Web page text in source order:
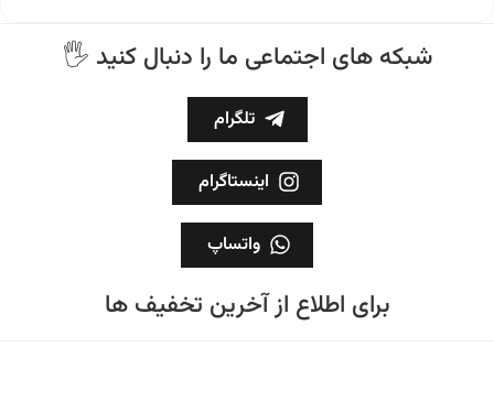
🖐 شبکه های اجتماعی ما را دنبال کنید
تلگرام
اینستاگرام
واتساپ
برای اطلاع از آخرین تخفیف ها